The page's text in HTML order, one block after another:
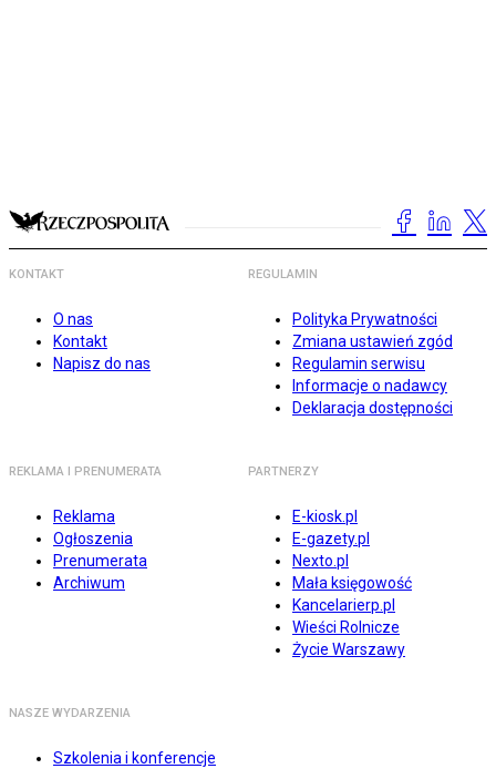
KONTAKT
O nas
Kontakt
Napisz do nas
REGULAMIN
Polityka Prywatności
Zmiana ustawień zgód
Regulamin serwisu
Informacje o nadawcy
Deklaracja dostępności
REKLAMA I PRENUMERATA
Reklama
Ogłoszenia
Prenumerata
Archiwum
PARTNERZY
E-kiosk.pl
E-gazety.pl
Nexto.pl
Mała księgowość
Kancelarierp.pl
Wieści Rolnicze
Życie Warszawy
NASZE WYDARZENIA
Szkolenia i konferencje